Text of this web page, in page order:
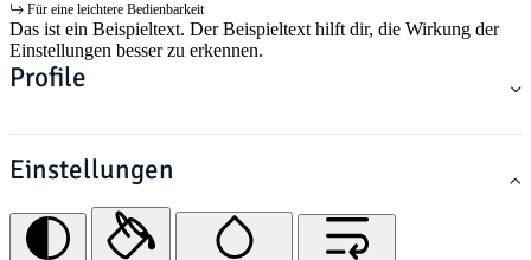
Für eine leichtere Bedienbarkeit
Das ist ein Beispieltext. Der Beispieltext hilft dir, die Wirkung der
Einstellungen besser zu erkennen.
Profile
Einstellungen